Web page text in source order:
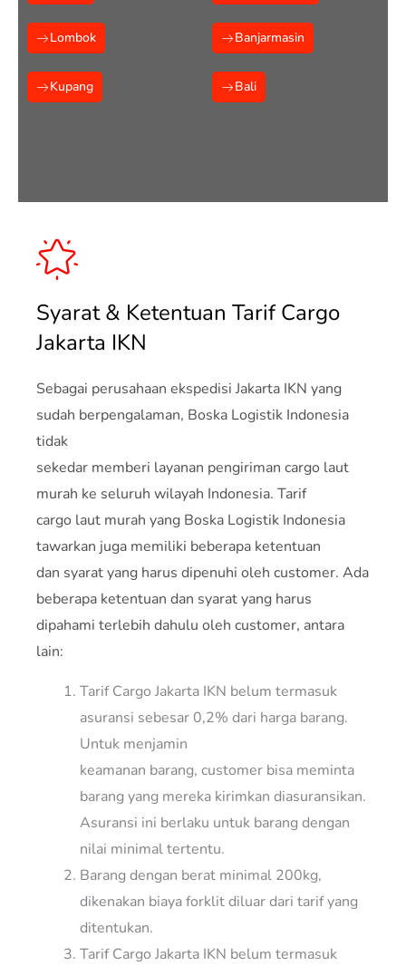
Lombok
Kupang
Banjarmasin
Bali
Syarat & Ketentuan Tarif Cargo
Jakarta IKN
Sebagai perusahaan ekspedisi Jakarta IKN yang
sudah berpengalaman, Boska Logistik Indonesia
tidak
sekedar memberi layanan pengiriman cargo laut
murah ke seluruh wilayah Indonesia. Tarif
cargo laut murah yang Boska Logistik Indonesia
tawarkan juga memiliki beberapa ketentuan
dan syarat yang harus dipenuhi oleh customer. Ada
beberapa ketentuan dan syarat yang harus
dipahami terlebih dahulu oleh customer, antara
lain:
Tarif Cargo Jakarta IKN belum termasuk
asuransi sebesar 0,2% dari harga barang.
Untuk menjamin
keamanan barang, customer bisa meminta
barang yang mereka kirimkan diasuransikan.
Asuransi ini berlaku untuk barang dengan
nilai minimal tertentu.
Barang dengan berat minimal 200kg,
dikenakan biaya forklit diluar dari tarif yang
ditentukan.
Tarif Cargo Jakarta IKN belum termasuk